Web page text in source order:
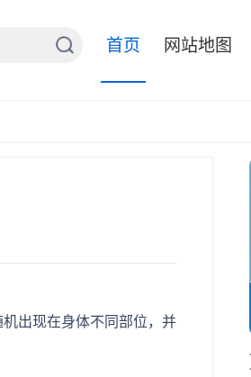
首页 网站地图
出现在身体不同部位，并